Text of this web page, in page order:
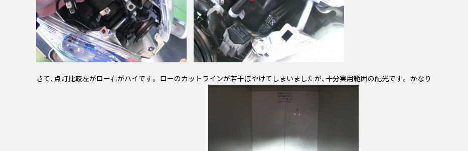
さて、点灯比較左がロー右がハイです。 ローのカットラインが若干ぼやけてしまいましたが、十分実用範囲の配光です。 かなり